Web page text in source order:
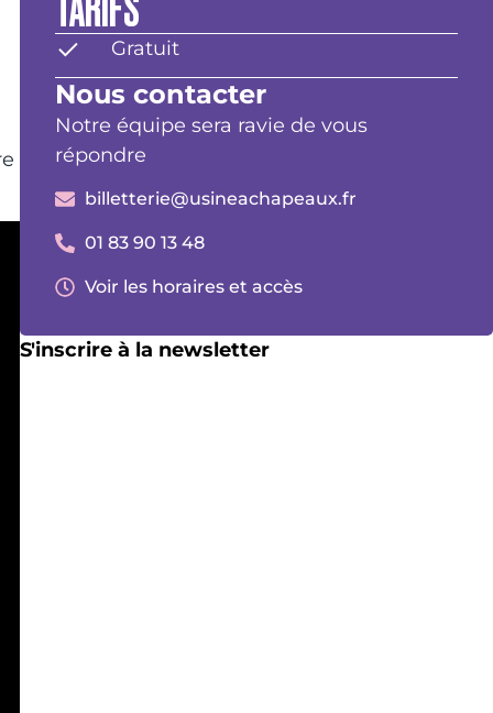
Gratuit
Nous contacter
Notre équipe sera ravie de vous
répondre
billetterie@usineachapeaux.fr
01 83 90 13 48
Voir les horaires et accès
S'inscrire à la newsletter